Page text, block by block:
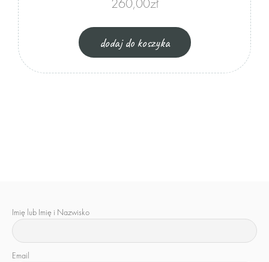
dodaj do koszyka
Imię lub Imię i Nazwisko
Email